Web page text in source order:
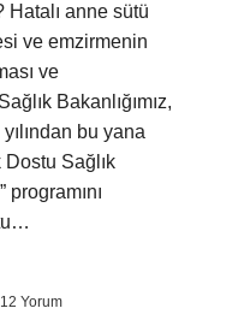
Hatalı anne sütü
ve emzirmenin
ve
Bakanlığımız,
bu yana
Sağlık
12 Yorum